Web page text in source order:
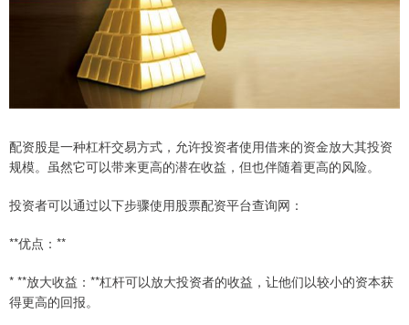
配资股是一种杠杆交易方式，允许投资者使用借来的资金放大其投资
规模。虽然它可以带来更高的潜在收益，但也伴随着更高的风险。
投资者可以通过以下步骤使用股票配资平台查询网：
**优点：**
* **放大收益：**杠杆可以放大投资者的收益，让他们以较小的资本获
得更高的回报。